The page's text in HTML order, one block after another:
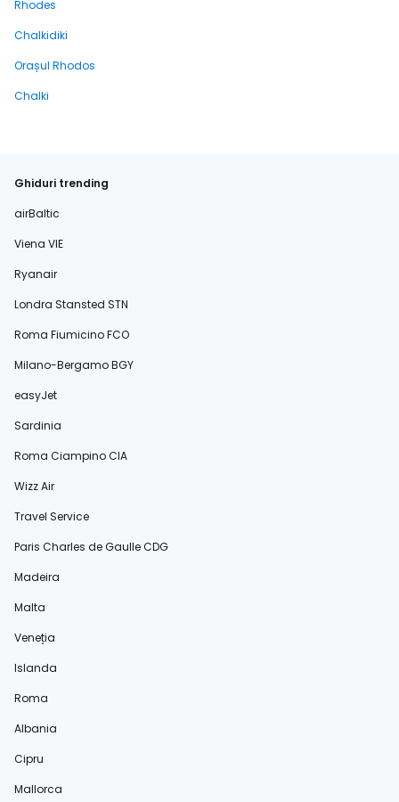
Rhodes
Chalkidiki
Orașul Rhodos
Chalki
Ghiduri trending
airBaltic
Viena VIE
Ryanair
Londra Stansted STN
Roma Fiumicino FCO
Milano-Bergamo BGY
easyJet
Sardinia
Roma Ciampino CIA
Wizz Air
Travel Service
Paris Charles de Gaulle CDG
Madeira
Malta
Veneția
Islanda
Roma
Albania
Cipru
Mallorca